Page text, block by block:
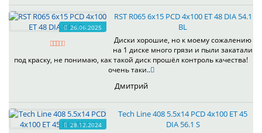
26.06.2025
RST R065 6x15 PCD 4x100 ET 48 DIA 54.1
BL
Диски хорошие, но к моему сожалению
на 1 диске много грязи и пыли закатали
под краску, не понимаю, как такой диск прошёл контроль качества!
очень таки..
Дмитрий
28.12.2024
Tech Line 408 5.5x14 PCD 4x100 ET 45
DIA 56.1 S